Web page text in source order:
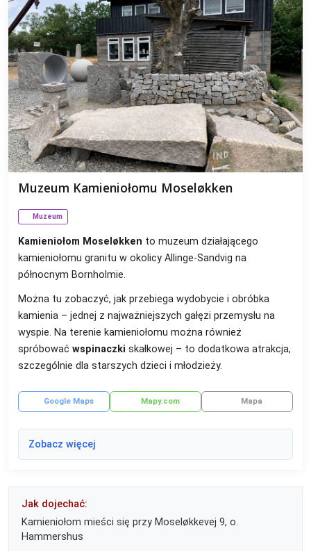
Muzeum Kamieniołomu Moseløkken
Muzeum
Kamieniołom Moseløkken to muzeum działającego
kamieniołomu granitu w okolicy Allinge-Sandvig na
północnym Bornholmie.
Można tu zobaczyć, jak przebiega wydobycie i obróbka
kamienia – jednej z najważniejszych gałęzi przemysłu na
wyspie. Na terenie kamieniołomu można również
spróbowaćwspinaczki skałkowej – to dodatkowa atrakcja,
szczególnie dla starszych dzieci i młodzieży.
Google Maps Mapy.com Mapa
Zobacz więcej
Jak dojechać:
Kamieniołom mieści się przy Moseløkkevej 9, o.
Hammershus